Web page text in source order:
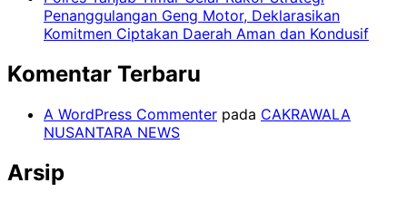
Penanggulangan Geng Motor, Deklarasikan
Komitmen Ciptakan Daerah Aman dan Kondusif
Komentar Terbaru
A WordPress Commenter pada CAKRAWALA
NUSANTARA NEWS
Arsip